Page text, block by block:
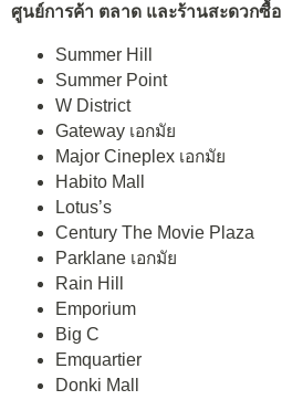
ศูนย์การค้า ตลาด และร้านสะดวกซื้อ
Summer Hill
Summer Point
W District
Gateway เอกมัย
Major Cineplex เอกมัย
Habito Mall
Lotus’s
Century The Movie Plaza
Parklane เอกมัย
Rain Hill
Emporium
Big C
Emquartier
Donki Mall